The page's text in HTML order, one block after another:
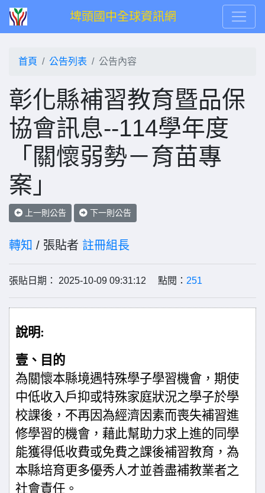
埤頭國中全球資訊網
首頁 公告列表 公告內容
彰化縣補習教育暨品保
協會訊息--114學年度
「關懷弱勢－育苗專
案」
上一則公告 下一則公告
轉知 / 張貼者 註冊組長
張貼日期： 2025-10-09 09:31:12 點閱： 251
說明:
壹、目的
為關懷本縣境遇特殊學子學習機會，期使
中低收入戶抑或特殊家庭狀況之學子於學
校課後，不再因為經濟因素而喪失補習進
修學習的機會，藉此幫助力求上進的同學
能獲得低收費或免費之課後補習教育，為
本縣培育更多優秀人才並善盡補教業者之
社會責任。